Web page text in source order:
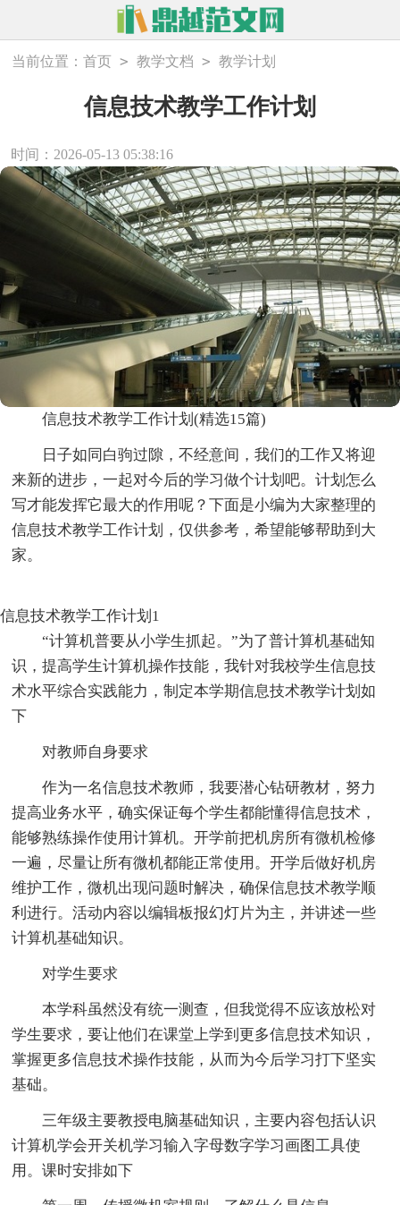
当前位置：首页 > 教学文档 > 教学计划
信息技术教学工作计划
时间：2026-05-13 05:38:16
信息技术教学工作计划(精选15篇)
日子如同白驹过隙，不经意间，我们的工作又将迎
来新的进步，一起对今后的学习做个计划吧。计划怎么
写才能发挥它最大的作用呢？下面是小编为大家整理的
信息技术教学工作计划，仅供参考，希望能够帮助到大
家。
信息技术教学工作计划1
“计算机普要从小学生抓起。”为了普计算机基础知
识，提高学生计算机操作技能，我针对我校学生信息技
术水平综合实践能力，制定本学期信息技术教学计划如
下
对教师自身要求
作为一名信息技术教师，我要潜心钻研教材，努力
提高业务水平，确实保证每个学生都能懂得信息技术，
能够熟练操作使用计算机。开学前把机房所有微机检修
一遍，尽量让所有微机都能正常使用。开学后做好机房
维护工作，微机出现问题时解决，确保信息技术教学顺
利进行。活动内容以编辑板报幻灯片为主，并讲述一些
计算机基础知识。
对学生要求
本学科虽然没有统一测查，但我觉得不应该放松对
学生要求，要让他们在课堂上学到更多信息技术知识，
掌握更多信息技术操作技能，从而为今后学习打下坚实
基础。
三年级主要教授电脑基础知识，主要内容包括认识
计算机学会开关机学习输入字母数字学习画图工具使
用。课时安排如下